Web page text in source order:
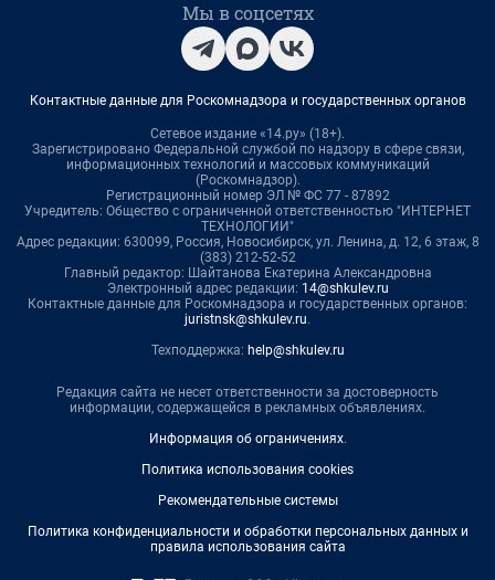
Мы в соцсетях
Контактные данные для Роскомнадзора и государственных органов
Сетевое издание «14.ру» (18+).
Зарегистрировано Федеральной службой по надзору в сфере связи,
информационных технологий и массовых коммуникаций
(Роскомнадзор).
Регистрационный номер ЭЛ № ФС 77 - 87892
Учредитель: Общество с ограниченной ответственностью "ИНТЕРНЕТ
ТЕХНОЛОГИИ"
Адрес редакции: 630099, Россия, Новосибирск, ул. Ленина, д. 12, 6 этаж, 8
(383) 212-52-52
Главный редактор: Шайтанова Екатерина Александровна
Электронный адрес редакции: 14@shkulev.ru
Контактные данные для Роскомнадзора и государственных органов:
juristnsk@shkulev.ru.
Техподдержка: help@shkulev.ru
Редакция сайта не несет ответственности за достоверность
информации, содержащейся в рекламных объявлениях.
Информация об ограничениях.
Политика использования cookies
Рекомендательные системы
Политика конфиденциальности и обработки персональных данных и
правила использования сайта